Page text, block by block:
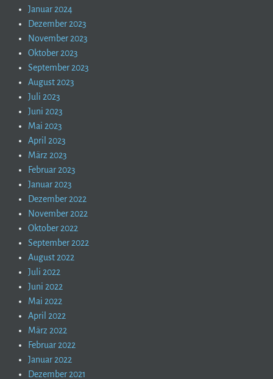
Januar 2024
Dezember 2023
November 2023
Oktober 2023
September 2023
August 2023
Juli 2023
Juni 2023
Mai 2023
April 2023
März 2023
Februar 2023
Januar 2023
Dezember 2022
November 2022
Oktober 2022
September 2022
August 2022
Juli 2022
Juni 2022
Mai 2022
April 2022
März 2022
Februar 2022
Januar 2022
Dezember 2021